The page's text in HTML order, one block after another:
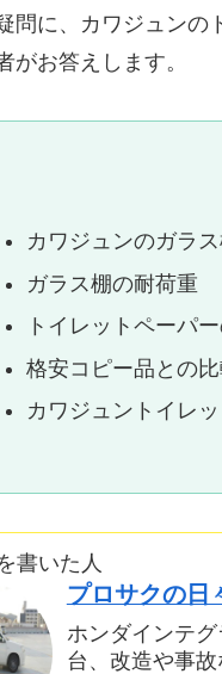
問に、カワジュンの
がお答えします。
カワジュンのガラ
ガラス棚の耐荷重
トイレットペーパ
格安コピー品との
カワジュントイレ
書いた人
プロサクの日
ホンダインテ
台、改造や事故